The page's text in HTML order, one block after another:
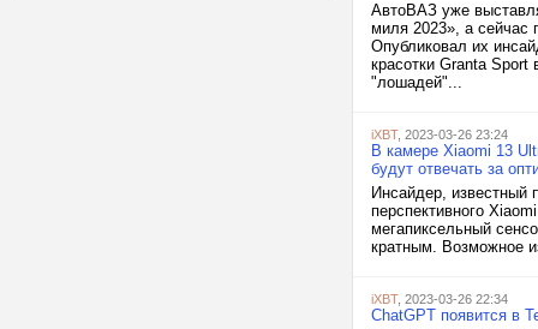
АвтоВАЗ уже
миля 2023», а сейчас
Опубликовал их
красотки Granta
"лошадей"...
iXBT, 2023-03-26 23:24
В камере Xiaomi 13
будут отвечать за
Инсайдер, известный
перспективного
мегапиксельный
кратным. Возможное
iXBT, 2023-03-26 22:34
ChatGPT появится в